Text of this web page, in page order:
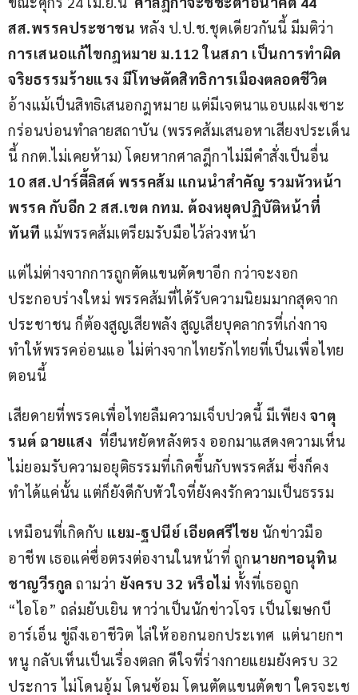
สส.พรรคประชาชน หลัง ป.ป.ช.ชุดเดียวกันนี้ มีมติว่า
การเสนอแก้ไขกฎหมาย ม.112 ในสภา เป็นการทำผิด
จริยธรรมร้ายแรง มีโทษตัดสิทธิการเมืองตลอดชีวิต
อ้างแม้เป็นสิทธิเสนอกฎหมาย แต่มีเจตนาแอบแฝงเซาะ
กร่อนบ่อนทำลายสถาบัน (พรรคส้มเสนอหาเสียงประเด็น
นี้ กกต.ไม่เคยห้าม) โดยหากศาลฎีกาไม่มีคำสั่งเป็นอื่น
10 สส.ปาร์ตี้ลิสต์ พรรคส้ม แกนนำสำคัญ รวมหัวหน้า
พรรค กับอีก 2 สส.เขต กทม. ต้องหยุดปฏิบัติหน้าที่
ทันที แม้พรรคส้มเตรียมรับมือไว้ล่วงหน้า
แต่ไม่ต่างจากการถูกตัดแขนตัดขาอีก กว่าจะงอก
ประกอบร่างใหม่ พรรคส้มที่ได้รับความนิยมมากสุดจาก
ประชาชน ก็ต้องสูญเสียพลัง สูญเสียบุคลากรที่เก่งกาจ
ทำให้พรรคอ่อนแอ ไม่ต่างจากไทยรักไทยที่เป็นเพื่อไทย
ตอนนี้
เสียดายที่พรรคเพื่อไทยลืมความเจ็บปวดนี้ มีเพียง จาตุ
รนต์ ฉายแสง ที่ยืนหยัดหลังตรง ออกมาแสดงความเห็น
ไม่ยอมรับความอยุติธรรมที่เกิดขึ้นกับพรรคส้ม ซึ่งก็คง
ทำได้แค่นั้น แต่ก็ยังดีกับหัวใจที่ยังคงรักความเป็นธรรม
เหมือนที่เกิดกับ แยม-ฐปนีย์ เอียดศรีไชย นักข่าวมือ
อาชีพ เธอแค่ซื่อตรงต่องานในหน้าที่ ถูกนายกฯอนุทิน
ชาญวีรกูล ถามว่า ยังครบ 32 หรือไม่ ทั้งที่เธอถูก
“ไอโอ” ถล่มยับเยิน หาว่าเป็นนักข่าวโจร เป็นโฆษกบี
อาร์เอ็น ขู่ถึงเอาชีวิต ไล่ให้ออกนอกประเทศ  แต่นายกฯ
หนู กลับเห็นเป็นเรื่องตลก ดีใจที่ร่างกายแยมยังครบ 32
ประการ ไม่โดนอุ้ม โดนซ้อม โดนตัดแขนตัดขา ใครจะเช